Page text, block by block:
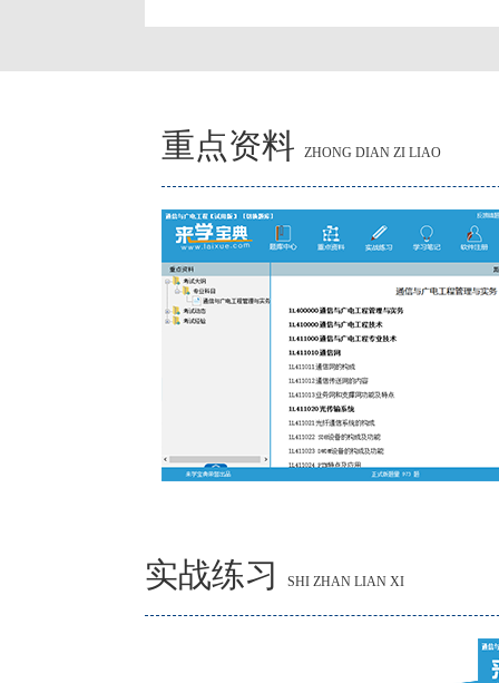
重点资料 ZHONG DIAN ZI LIAO
实战练习 SHI ZHAN LIAN XI